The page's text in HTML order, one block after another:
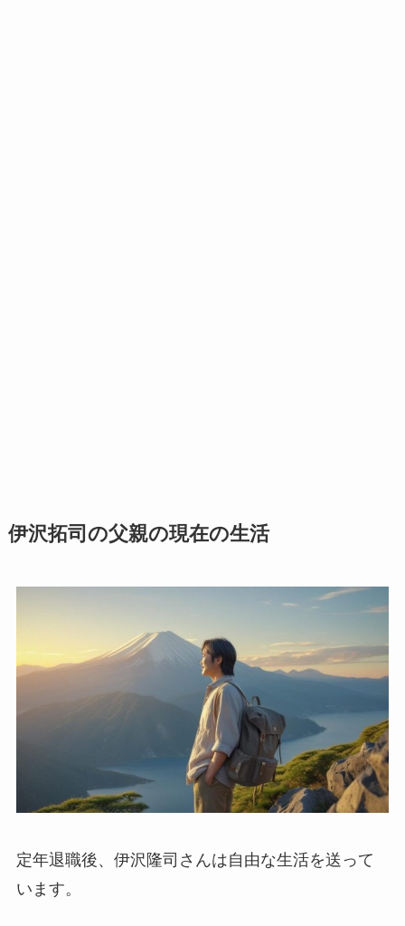
伊沢拓司の父親の現在の生活
定年退職後、伊沢隆司さんは自由な生活を送って
います。